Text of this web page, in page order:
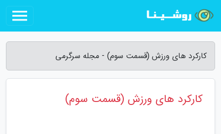
کارکرد های ورزش (قسمت سوم) - مجله سرگرمی
کارکرد های ورزش (قسمت سوم)